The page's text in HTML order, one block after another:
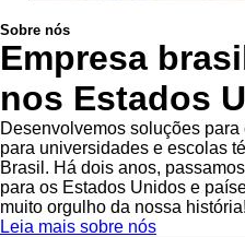
Sobre nós
Empresa
nos Estados
Desenvolvemos soluções
para universidades e escolas
Brasil. Há dois anos,
para os Estados Unidos e
muito orgulho da nossa história!
Leia mais sobre nós